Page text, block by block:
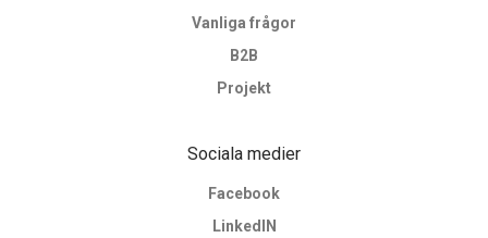
Vanliga frågor
B2B
Projekt
Sociala medier
Facebook
LinkedIN